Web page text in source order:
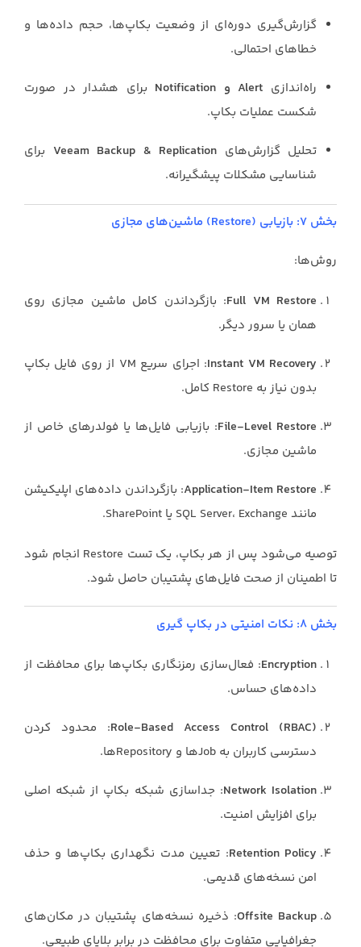
گزارش‌گیری دوره‌ای از وضعیت بکاپ‌ها، حجم داده‌ها و
خطاهای احتمالی.
راه‌اندازی Alert و Notification
برای هشدار در صورت
شکست عملیات بکاپ.
تحلیل گزارش‌های Veeam Backup & Replication برای
شناسایی مشکلات پیشگیرانه.
بخش ۷: بازیابی (Restore) ماشین‌های مجازی
روش‌ها:
Full VM Restore: بازگرداندن کامل ماشین مجازی روی
همان یا سرور دیگر.
Instant VM Recovery
: اجرای سریع VM از روی فایل بکاپ
بدون نیاز به Restore کامل.
File-Level Restore: بازیابی فایل‌ها یا فولدرهای خاص از
ماشین مجازی.
Application-Item Restore: بازگرداندن داده‌های اپلیکیشن
مانند SQL Server، Exchange یا SharePoint.
توصیه می‌شود پس از هر بکاپ، یک تست Restore انجام شود
تا اطمینان از صحت فایل‌های پشتیبان حاصل شود.
بخش ۸: نکات امنیتی در بکاپ گیری
Encryption: فعال‌سازی رمزنگاری بکاپ‌ها برای محافظت از
داده‌های حساس.
Role-Based Access Control (RBAC): محدود کردن
دسترسی کاربران به Jobها و Repositoryها.
Network Isolation: جداسازی شبکه بکاپ از شبکه اصلی
برای افزایش امنیت.
Retention Policy: تعیین مدت نگهداری بکاپ‌ها و حذف
امن نسخه‌های قدیمی.
Offsite Backup: ذخیره نسخه‌های پشتیبان در مکان‌های
جغرافیایی متفاوت برای محافظت در برابر بلایای طبیعی.